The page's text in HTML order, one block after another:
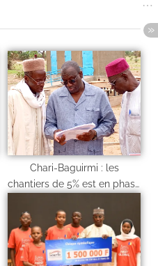
Chari-Baguirmi : les
chantiers de 5% est en phase